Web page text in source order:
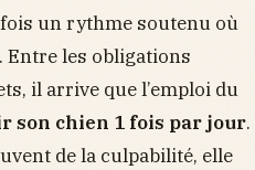
un rythme soutenu où
Entre les obligations
il arrive que l’emploi du
son chien 1 fois par jour.
de la culpabilité, elle